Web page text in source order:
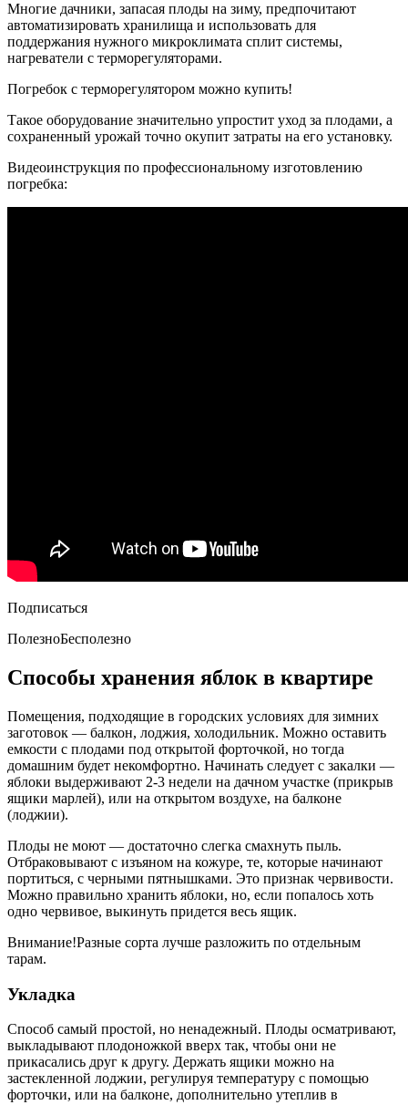
Многие дачники, запасая плоды на зиму, предпочитают
автоматизировать хранилища и использовать для
поддержания нужного микроклимата сплит системы,
нагреватели с терморегуляторами.
Погребок с терморегулятором можно купить!
Такое оборудование значительно упростит уход за плодами, а
сохраненный урожай точно окупит затраты на его установку.
Видеоинструкция по профессиональному изготовлению
погребка:
Подписаться
ПолезноБесполезно
Способы хранения яблок в квартире
Помещения, подходящие в городских условиях для зимних
заготовок — балкон, лоджия, холодильник. Можно оставить
емкости с плодами под открытой форточкой, но тогда
домашним будет некомфортно. Начинать следует с закалки —
яблоки выдерживают 2-3 недели на дачном участке (прикрыв
ящики марлей), или на открытом воздухе, на балконе
(лоджии).
Плоды не моют — достаточно слегка смахнуть пыль.
Отбраковывают с изъяном на кожуре, те, которые начинают
портиться, с черными пятнышками. Это признак червивости.
Можно правильно хранить яблоки, но, если попалось хоть
одно червивое, выкинуть придется весь ящик.
Внимание!Разные сорта лучше разложить по отдельным
тарам.
Укладка
Способ самый простой, но ненадежный. Плоды осматривают,
выкладывают плодоножкой вверх так, чтобы они не
прикасались друг к другу. Держать ящики можно на
застекленной лоджии, регулируя температуру с помощью
форточки, или на балконе, дополнительно утеплив в